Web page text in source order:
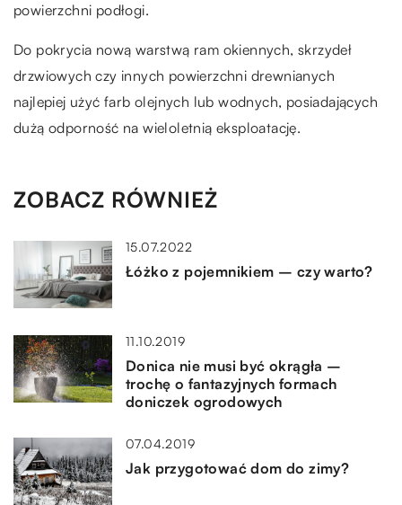
powierzchni podłogi.
Do pokrycia nową warstwą ram okiennych, skrzydeł
drzwiowych czy innych powierzchni drewnianych
najlepiej użyć farb olejnych lub wodnych, posiadających
dużą odporność na wieloletnią eksploatację.
ZOBACZ RÓWNIEŻ
15.07.2022
Łóżko z pojemnikiem – czy warto?
11.10.2019
Donica nie musi być okrągła –
trochę o fantazyjnych formach
doniczek ogrodowych
07.04.2019
Jak przygotować dom do zimy?